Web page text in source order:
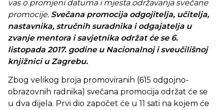
vas o promjeni datuma i mjesta održavanja svečane
promocije. Svečana promocija odgojitelja, učitelja,
nastavnika, stručnih suradnika i odgajatelja u
zvanje mentora i savjetnika održat će se 6.
listopada 2017. godine u Nacionalnoj i sveučilišnoj
knjižnici u Zagrebu.
Zbog velikog broja promoviranih (615 odgojno-
obrazovnih radnika) svečana promocija održat će se
u dva dijela. Prvi dio započet će u 11 sati na kojem će